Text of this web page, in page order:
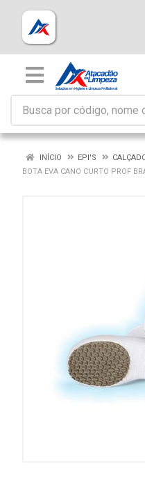
INÍCIO EPI'S
BOTA EVA CANO CURTO PROF